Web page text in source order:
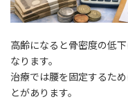
高齢になると骨密度の低下
なります。
治療では腰を固定するた
とがあります。